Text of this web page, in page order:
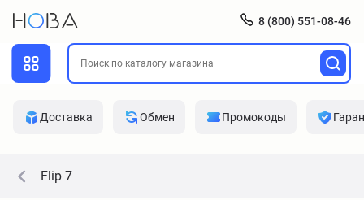
8 (800) 551-08-46
Доставка Обмен Промокоды
Flip 7